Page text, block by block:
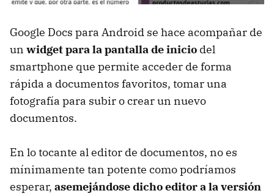
Google Docs para Android se hace acompañar de
un widget para la pantalla de inicio del
smartphone que permite acceder de forma
rápida a documentos favoritos, tomar una
fotografía para subir o crear un nuevo
documentos.
En lo tocante al editor de documentos, no es
mínimamente tan potente como podríamos
esperar, asemejándose dicho editor a la versión